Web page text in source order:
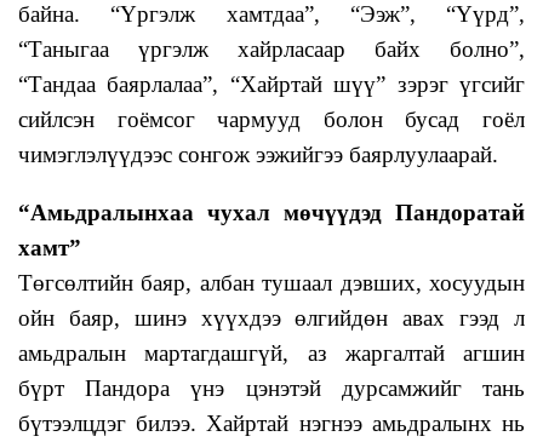
байна. “Үргэлж хамтдаа”, “Ээж”, “Үүрд”,
“Таныгаа үргэлж хайрласаар байх болно”,
“Тандаа баярлалаа”, “Хайртай шүү” зэрэг үгсийг
сийлсэн гоёмсог чармууд болон бусад гоёл
чимэглэлүүдээс сонгож ээжийгээ баярлуулаарай.
“Амьдралынхаа чухал мөчүүдэд Пандоратай
хамт”
Төгсөлтийн баяр, албан тушаал дэвших, хосуудын
ойн баяр, шинэ хүүхдээ өлгийдөн авах гээд л
амьдралын мартагдашгүй, аз жаргалтай агшин
бүрт Пандора үнэ цэнэтэй дурсамжийг тань
бүтээлцдэг билээ. Хайртай нэгнээ амьдралынх нь